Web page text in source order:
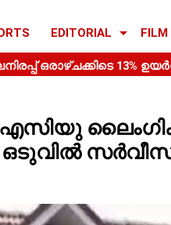
EDITORIAL FILM
സർവീസിൽ